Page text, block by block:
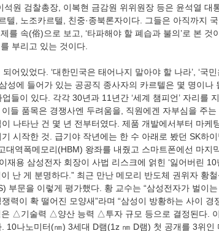
원 검찰총장, 이복현 금감원 위위원장 등은 윤석열 대
텔, 노조카르텔, 친중·종북론자이다. 그들은 아직까지
를 속(俗)으로 보고, ‘타파해야 할 폐습과 불의’로 본 것
부리고 있는 것이다.
어있었다. ‘대한민국은 태어나지 말아야 할 나라’, ‘국
성에 들어가 있는 공공직 종사자의 카르텔은 몇 명이나
업들이 있다. 각각 30년과 11년간 ‘세계 챔피언’ 자리를
들 품목은 경쟁사엔 두려움을, 직원에겐 자부심을 주
나타난 건 몇 년 전부터였다. 제품 개발에서부터 마케
시작한 것. 급기야 작년에는 한 수 아래로 봤던 SK하이
대역폭메모리(HBM) 왕좌를 내줬고 스마트폰에선 마지
재용 삼성전자 회장이 사법 리스크에 얽힌 ‘잃어버린 10
난 게 분명하다.” 최근 만난 메모리 반도체 권위자 황
부문을 이렇게 평가했다. 황 교수는 “삼성전자가 벌이
력이 확 떨어진 모양새”라며 “삼성이 방황하는 사이 경
은 △기술력 △양산 능력 △투자 규모 등으로 결정된다.
10나노미터(㎚) 3세대 D램(1z ㎚ D램) 첫 공개를 3위인